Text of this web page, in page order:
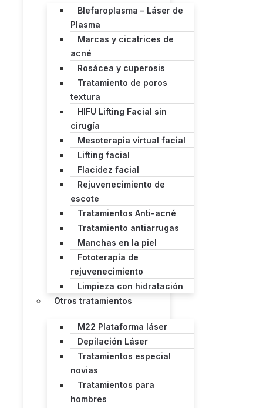
Blefaroplasma – Láser de
Plasma
Marcas y cicatrices de
acné
Rosácea y cuperosis
Tratamiento de poros
textura
HIFU Lifting Facial sin
cirugía
Mesoterapia virtual facial
Lifting facial
Flacidez facial
Rejuvenecimiento de
escote
Tratamientos Anti-acné
Tratamiento antiarrugas
Manchas en la piel
Fototerapia de
rejuvenecimiento
Limpieza con hidratación
Otros tratamientos
M22 Plataforma láser
Depilación Láser
Tratamientos especial
novias
Tratamientos para
hombres